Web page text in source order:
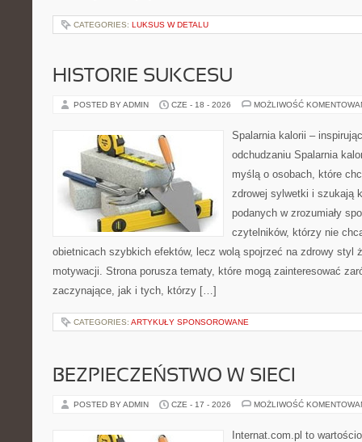
CATEGORIES: LUKSUS W DETALU
HISTORIE SUKCESU
POSTED BY ADMIN CZE - 18 - 2026 MOŻLIWOŚĆ
Spalarnia kalorii –
odchudzaniu Spalarnia
myślą o osobach, które
zdrowej sylwetki i szukają
podanych w zrozumiały
czytelników, którzy nie
obietnicach szybkich efektów, lecz wolą spojrzeć na zdrowy styl
motywacji. Strona porusza tematy, które mogą zainteresować
zaczynające, jak i tych, którzy […]
CATEGORIES: ARTYKUŁY SPONSOROWANE
BEZPIECZEŃSTWO W SIECI
POSTED BY ADMIN CZE - 17 - 2026 MOŻLIWOŚĆ
Internat.com.pl to